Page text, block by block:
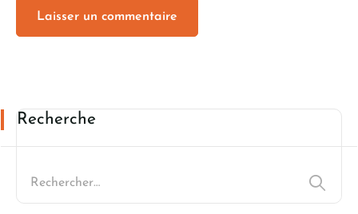
Recherche